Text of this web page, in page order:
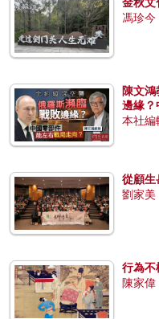
馮珍今
陳文
邊緣？
本社編
從顧生
劉家美
行為不
陳家偉